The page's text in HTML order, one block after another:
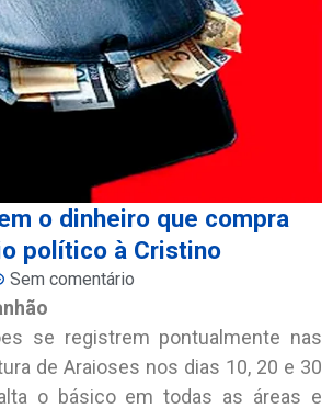
o dinheiro que compra
político à Cristino
Sem comentário
se registrem pontualmente nas
de Araioses nos dias 10, 20 e 30
o básico em todas as áreas e